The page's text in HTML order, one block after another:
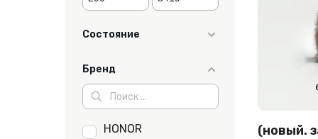
Состояние
новый
отличное
Бренд
HONOR
(новый.